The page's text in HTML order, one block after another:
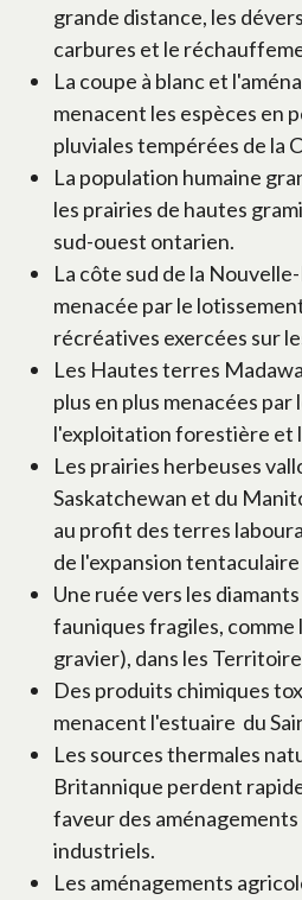
grande distance, les
carbures et le
La coupe à blanc et
menacent les espèces en
pluviales tempérées de la
La population humaine
les prairies de hautes
sud-ouest ontarien.
La côte sud de la
menacée par le
récréatives exercées sur
Les Hautes terres
plus en plus menacées par
l'exploitation forestière et
Les prairies herbeuses
Saskatchewan et du
au profit des terres
de l'expansion tentaculaire
Une ruée vers les
fauniques fragiles, comme
gravier), dans les
Des produits chimiques
menacent l'estuaire du
Les sources thermales
Britannique perdent
faveur des
industriels.
Les aménagements